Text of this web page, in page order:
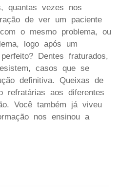
quantas vezes nos
de ver um paciente
o mesmo problema, ou
logo após um
Dentes fraturados,
casos que se
definitiva. Queixas de
refratárias aos diferentes
Você também já viveu
nos ensinou a